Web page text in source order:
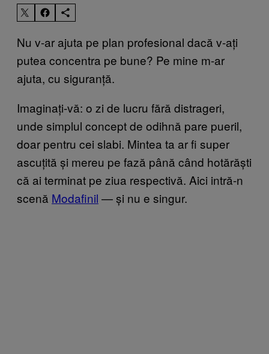
Nu v-ar ajuta pe plan profesional dacă v-ați
putea concentra pe bune? Pe mine m-ar
ajuta, cu siguranță.
Imaginați-vă: o zi de lucru fără distrageri,
unde simplul concept de odihnă pare pueril,
doar pentru cei slabi. Mintea ta ar fi super
ascuțită și mereu pe fază până când hotărăști
că ai terminat pe ziua respectivă. Aici intră-n
scenă Modafinil — și nu e singur.